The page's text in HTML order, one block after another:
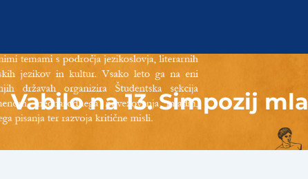
Vabilo na 13. Simpozij